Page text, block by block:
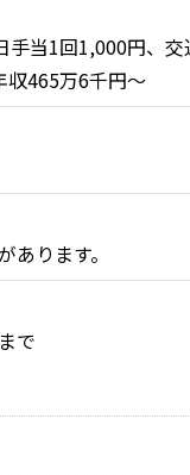
当1回1,000円、
収465万6千円～
ります。
で